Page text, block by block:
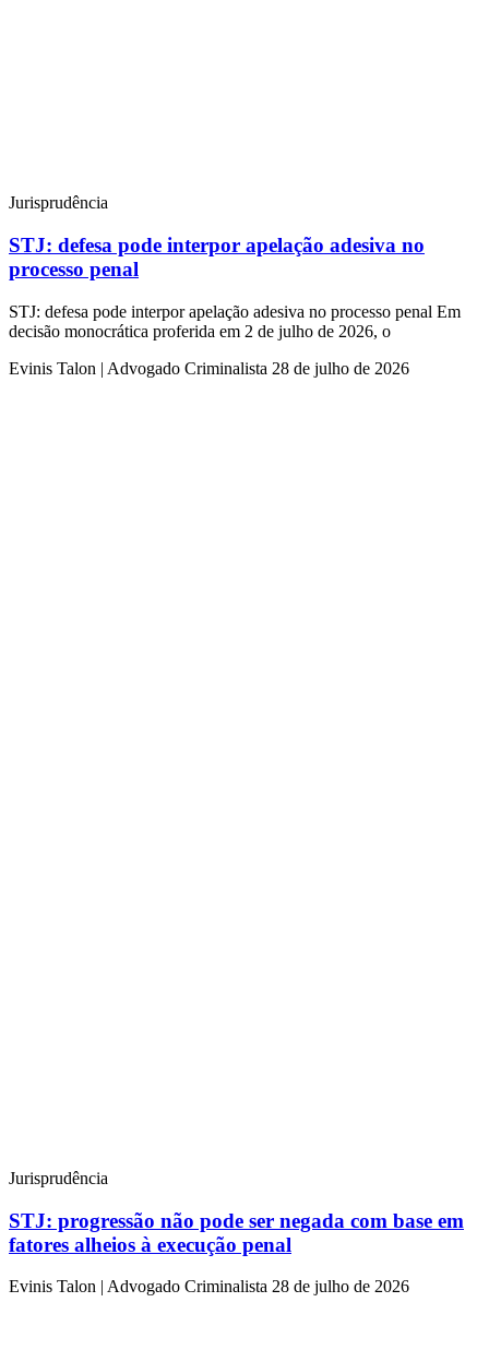
Jurisprudência
STJ: defesa pode interpor apelação adesiva no
processo penal
STJ: defesa pode interpor apelação adesiva no processo penal Em
decisão monocrática proferida em 2 de julho de 2026, o
Evinis Talon | Advogado Criminalista 28 de julho de 2026
Jurisprudência
STJ: progressão não pode ser negada com base em
fatores alheios à execução penal
Evinis Talon | Advogado Criminalista 28 de julho de 2026